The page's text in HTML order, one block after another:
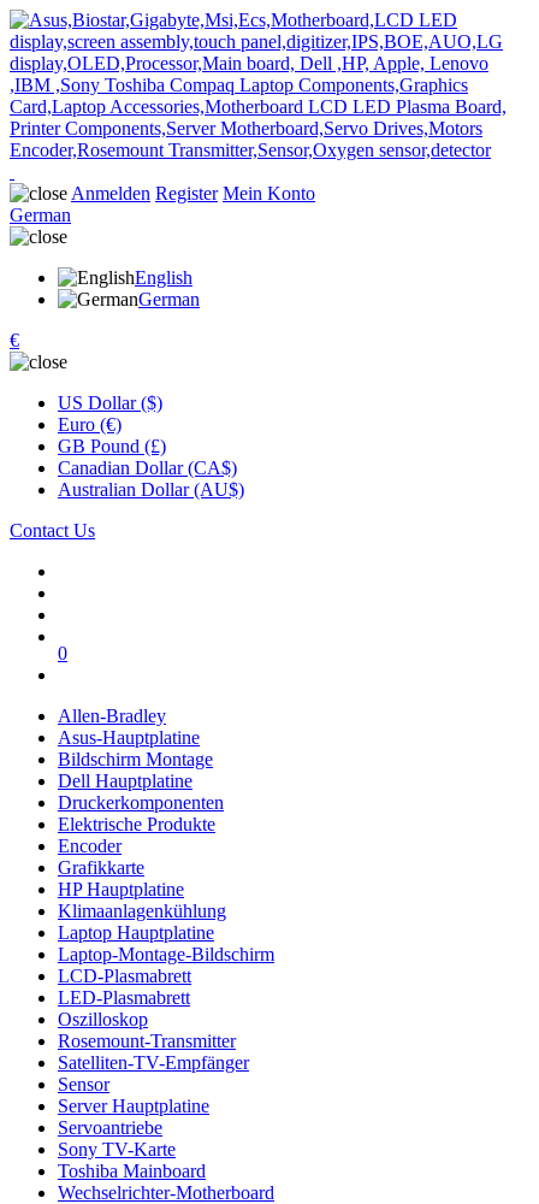
Anmelden Register Mein Konto
German
English
German
€
US Dollar ($)
Euro (€)
GB Pound (£)
Canadian Dollar (CA$)
Australian Dollar (AU$)
Contact Us
0
Allen-Bradley
Asus-Hauptplatine
Bildschirm Montage
Dell Hauptplatine
Druckerkomponenten
Elektrische Produkte
Encoder
Grafikkarte
HP Hauptplatine
Klimaanlagenkühlung
Laptop Hauptplatine
Laptop-Montage-Bildschirm
LCD-Plasmabrett
LED-Plasmabrett
Oszilloskop
Rosemount-Transmitter
Satelliten-TV-Empfänger
Sensor
Server Hauptplatine
Servoantriebe
Sony TV-Karte
Toshiba Mainboard
Wechselrichter-Motherboard